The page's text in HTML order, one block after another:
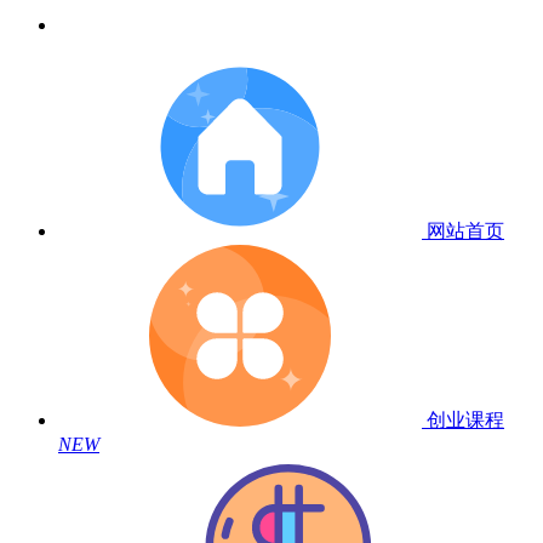
网站首页
创业课程
NEW